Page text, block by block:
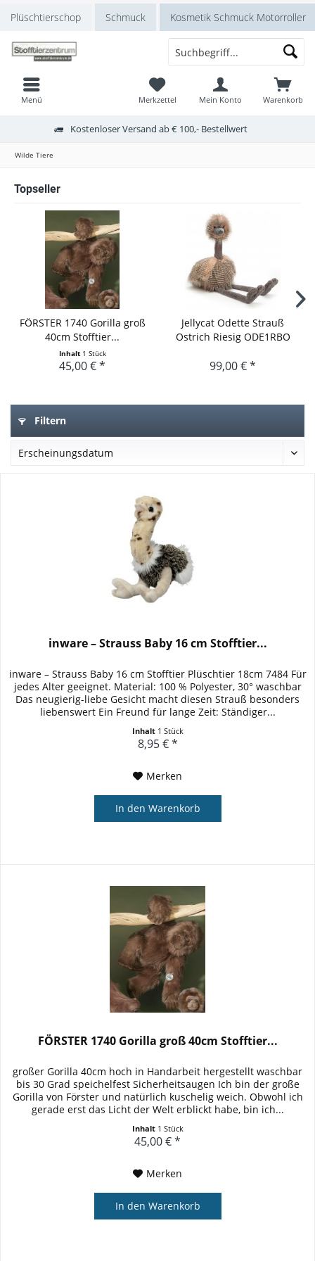
Plüschtierschop Schmuck Kosmetik Schmuck Motorroller
Menü Warenkorb
Merkzettel Mein Konto
Kostenloser Versand ab € 100,- Bestellwert
Wilde Tiere
Topseller
FÖRSTER 1740 Gorilla groß
40cm Stofftier...
Inhalt 1 Stück
45,00 € *
Jellycat Odette Strauß
Ostrich Riesig ODE1RBO
99,00 € *
Filtern
inware – Strauss Baby 16 cm Stofftier...
inware – Strauss Baby 16 cm Stofftier Plüschtier 18cm 7484 Für
jedes Alter geeignet. Material: 100 % Polyester, 30° waschbar
Das neugierig-liebe Gesicht macht diesen Strauß besonders
liebenswert Ein Freund für lange Zeit: Ständiger...
Inhalt 1 Stück
8,95 € *
Merken
In den Warenkorb
FÖRSTER 1740 Gorilla groß 40cm Stofftier...
großer Gorilla 40cm hoch in Handarbeit hergestellt waschbar
bis 30 Grad speichelfest Sicherheitsaugen Ich bin der große
Gorilla von Förster und natürlich kuschelig weich. Obwohl ich
gerade erst das Licht der Welt erblickt habe, bin ich...
Inhalt 1 Stück
45,00 € *
Merken
In den Warenkorb